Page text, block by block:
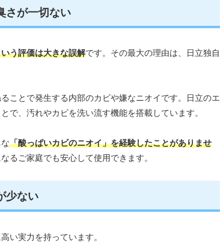
さが一切ない
う評価は大きな誤解です。その最大の理由は、日立独自
ことで発生する内部のカビや嫌なニオイです。日立のエ
で、汚れやカビを洗い流す機能を搭載しています。
「酸っぱいカビのニオイ」を経験したことがありませ
るご家庭でも安心して使用できます。
少ない
い実力を持っています。